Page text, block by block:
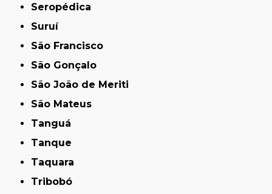
Seropédica
Suruí
São Francisco
São Gonçalo
São João de Meriti
São Mateus
Tanguá
Tanque
Taquara
Tribobó